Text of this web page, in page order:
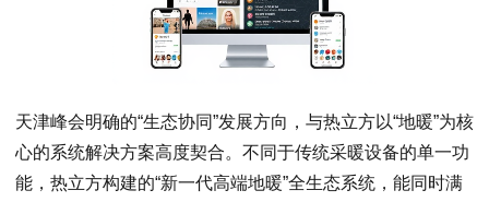
天津峰会明确的“生态协同”发展方向，与热立方以“地暖”为核
心的系统解决方案高度契合。不同于传统采暖设备的单一功
能，热立方构建的“新一代高端地暖”全生态系统，能同时满